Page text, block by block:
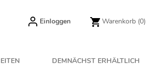
Einloggen Warenkorb (0)
DEMNÄCHST ERHÄLTLICH